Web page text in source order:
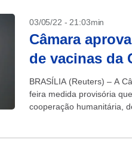
03/05/22 - 21:03min
Câmara
de vacinas da
BRASÍLIA (Reuters) – A
feira medida provisória
cooperação humanitária,